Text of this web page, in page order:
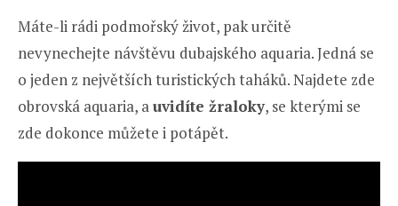
Máte-li rádi podmořský život, pak určitě
nevynechejte návštěvu dubajského aquaria. Jedná se
o jeden z největších turistických taháků. Najdete zde
obrovská aquaria, auvidíte žraloky, se kterými se
zde dokonce můžete i potápět.